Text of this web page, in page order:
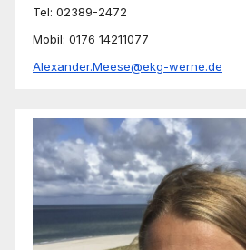
Tel: 02389-2472
Mobil: 0176 14211077
Alexander.Meese@ekg-werne.de